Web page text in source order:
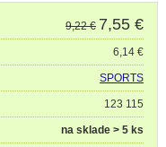
9,22 € 7,55 €
6,14 €
SPORTS
123 115
na sklade > 5 ks